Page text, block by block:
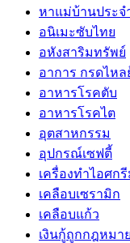
หาแม่บ้านประจ
อนิเมะซับไทย
อหังสาริมทรัพย์
อาการ กรดไห
อาหารโรคตับ
อาหารโรคไต
อุตสาหกรรม
อุปกรณ์เซฟตี้
เครื่องทำไอศกรี
เคลือบเซรามิก
เคลือบแก้ว
เงินกู้ถูกกฎหมาย